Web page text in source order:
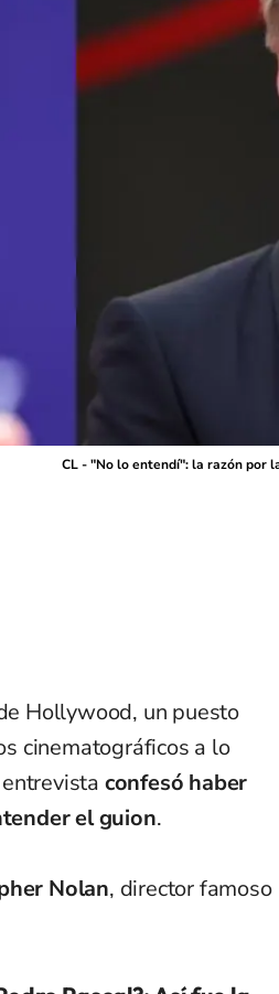
CL - "No lo entendí": la razón por
Hollywood, un puesto
cinematográficos a lo
confesó haber
el guion.
Nolan, director famoso